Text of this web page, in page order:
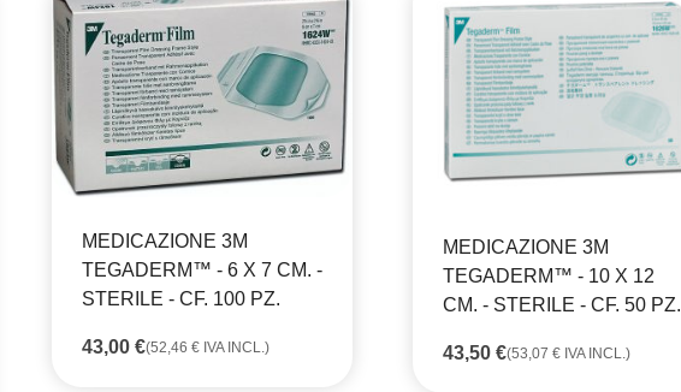
MEDICAZIONE 3M
TEGADERM™ - 6 X 7 CM. -
STERILE - CF. 100 PZ.
43,00 €(52,46 € IVA INCL.)
MEDICAZIONE 3M
TEGADERM™ - 10 X 12
CM. - STERILE - CF. 50 PZ.
43,50 €(53,07 € IVA INCL.)